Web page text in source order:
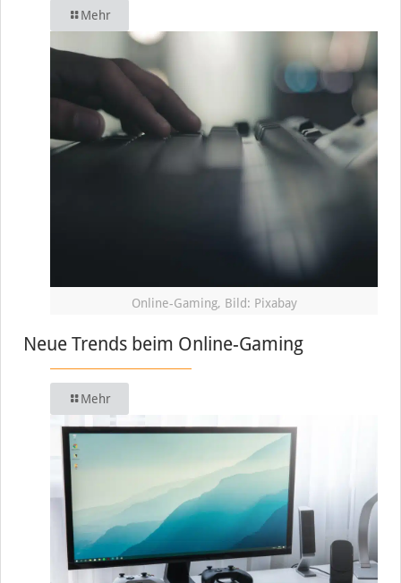
Mehr
Online-Gaming, Bild: Pixabay
Neue Trends beim Online-Gaming
Mehr